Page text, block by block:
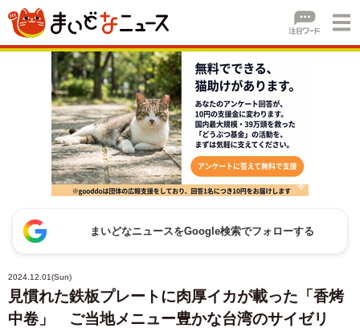
まいどなニュースをGoogle検索でフォローする
2024.12.01(Sun)
見慣れた鉄板プレートに肉厚イカが載った「香烤
中卷」 ご当地メニュー豊かな台湾のサイゼリ